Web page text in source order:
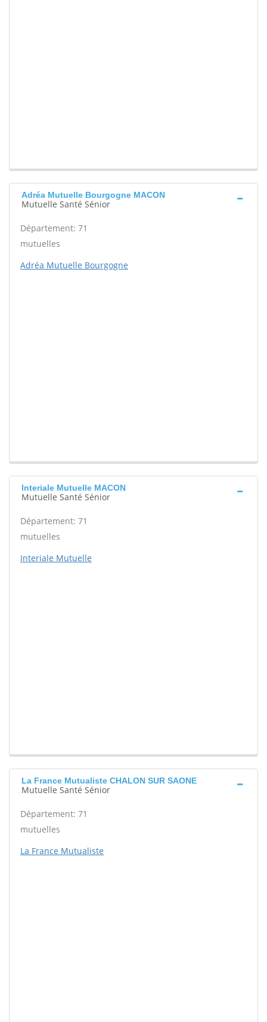
Adréa Mutuelle Bourgogne MACON
Mutuelle Santé Sénior
Département: 71
mutuelles
Adréa Mutuelle Bourgogne
Interiale Mutuelle MACON
Mutuelle Santé Sénior
Département: 71
mutuelles
Interiale Mutuelle
La France Mutualiste CHALON SUR SAONE
Mutuelle Santé Sénior
Département: 71
mutuelles
La France Mutualiste